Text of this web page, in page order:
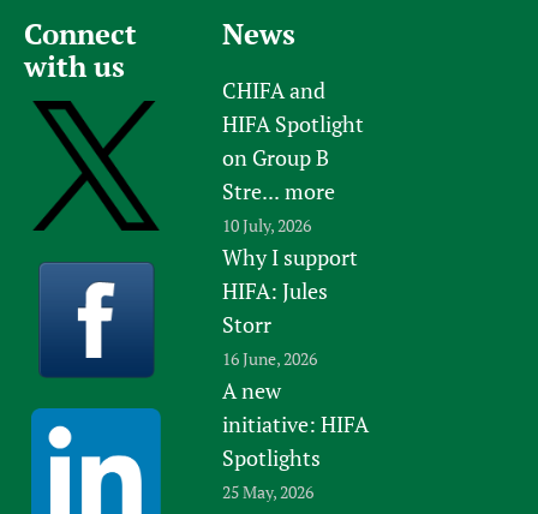
Connect
with us
News
CHIFA and
HIFA Spotlight
on Group B
Stre... more
10 July, 2026
Why I support
HIFA: Jules
Storr
16 June, 2026
A new
initiative: HIFA
Spotlights
25 May, 2026